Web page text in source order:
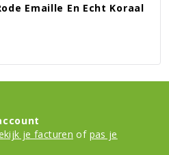
Emaille En Echt Koraal
je facturen of pas je